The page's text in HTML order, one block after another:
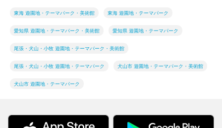
東海 遊園地・テーマパーク・美術館 東海 遊園地・テーマパーク
愛知県 遊園地・テーマパーク・美術館 愛知県 遊園地・テーマパーク
尾張・犬山・小牧 遊園地・テーマパーク・美術館
尾張・犬山・小牧 遊園地・テーマパーク 犬山市 遊園地・テーマパーク・美術館
犬山市 遊園地・テーマパーク